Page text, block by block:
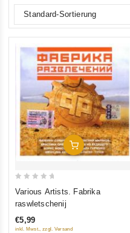
In Den Warenkorb
5
Various Artists. Fabrika
raswletschenij
€5,99
inkl. Mwst., zzgl. Versand